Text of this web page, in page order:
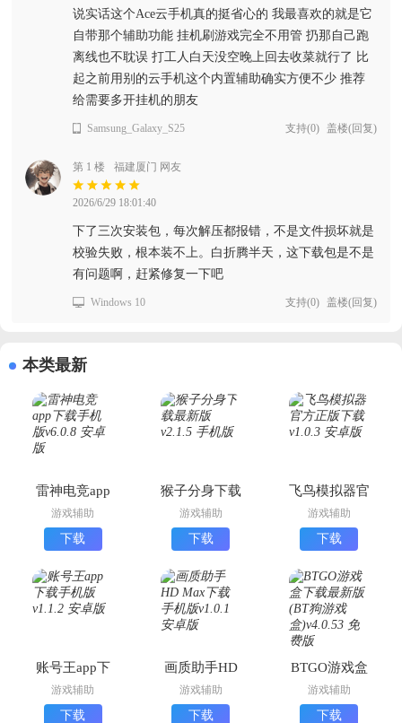
说实话这个Ace云手机真的挺省心的 我最喜欢的就是它
自带那个辅助功能 挂机刷游戏完全不用管 扔那自己跑
离线也不耽误 打工人白天没空晚上回去收菜就行了 比
起之前用别的云手机这个内置辅助确实方便不少 推荐
给需要多开挂机的朋友
Samsung_Galaxy_S25 支持(0) 盖楼(回复)
第 1 楼 福建厦门 网友
2026/6/29 18:01:40
下了三次安装包，每次解压都报错，不是文件损坏就是
校验失败，根本装不上。白折腾半天，这下载包是不是
有问题啊，赶紧修复一下吧
Windows 10 支持(0) 盖楼(回复)
本类最新
雷神电竞app
下载手机版
游戏辅助
下载
猴子分身下载
最新版
游戏辅助
下载
飞鸟模拟器官
方正版下载
游戏辅助
下载
账号王app下
载手机版
游戏辅助
下载
画质助手HD
Max下载手机
版
游戏辅助
下载
BTGO游戏盒
下载最新版
(BT狗游戏盒)
游戏辅助
下载